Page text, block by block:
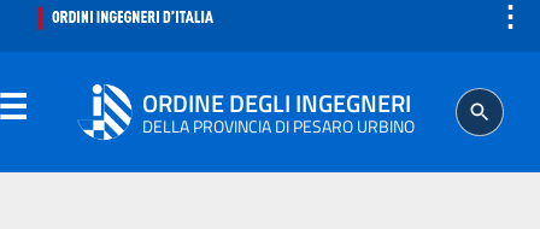
⋮
ORDINE DEGLI INGEGNERI
DELLA PROVINCIA DI PESARO URBINO